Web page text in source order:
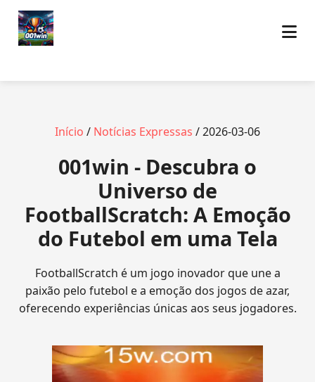
Início / Notícias Expressas / 2026-03-06
001win - Descubra o
Universo de
FootballScratch: A Emoção
do Futebol em uma Tela
FootballScratch é um jogo inovador que une a
paixão pelo futebol e a emoção dos jogos de azar,
oferecendo experiências únicas aos seus jogadores.